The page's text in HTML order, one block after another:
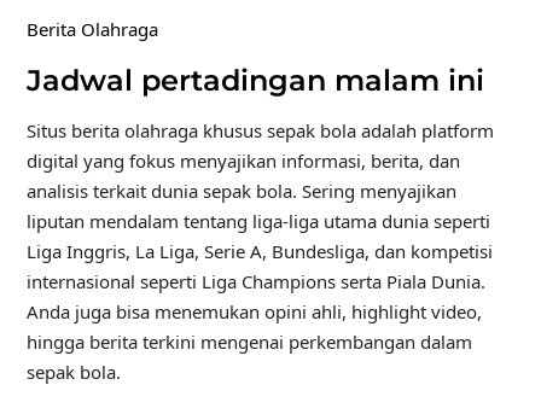
Berita Olahraga
Jadwal pertadingan malam ini
Situs berita olahraga khusus sepak bola adalah platform
digital yang fokus menyajikan informasi, berita, dan
analisis terkait dunia sepak bola. Sering menyajikan
liputan mendalam tentang liga-liga utama dunia seperti
Liga Inggris, La Liga, Serie A, Bundesliga, dan kompetisi
internasional seperti Liga Champions serta Piala Dunia.
Anda juga bisa menemukan opini ahli, highlight video,
hingga berita terkini mengenai perkembangan dalam
sepak bola.